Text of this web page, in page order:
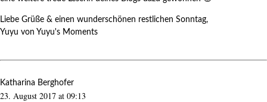
Liebe Grüße & einen wunderschönen restlichen Sonntag,
Yuyu von Yuyu's Moments
Katharina Berghofer
23. August 2017 at 09:13